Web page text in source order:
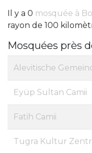
Il y a 0 mosquée à
rayon de 100
Mosquées près
Alevitische
Eyüp Sultan Camii
Fatih Camii
Tugra Kultur